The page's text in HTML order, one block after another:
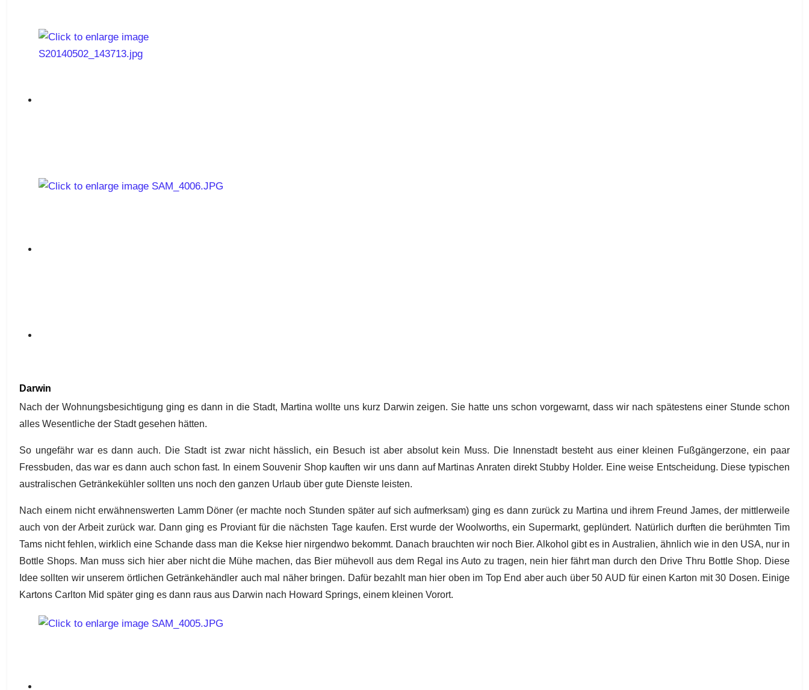
Darwin
Nach der Wohnungsbesichtigung ging es dann in die Stadt, Martina wollte uns kurz Darwin zeigen. Sie hatte uns schon vorgewarnt, dass wir nach spätestens einer Stunde schon
alles Wesentliche der Stadt gesehen hätten.
So ungefähr war es dann auch. Die Stadt ist zwar nicht hässlich, ein Besuch ist aber absolut kein Muss. Die Innenstadt besteht aus einer kleinen Fußgängerzone, ein paar
Fressbuden, das war es dann auch schon fast. In einem Souvenir Shop kauften wir uns dann auf Martinas Anraten direkt Stubby Holder. Eine weise Entscheidung. Diese typischen
australischen Getränkekühler sollten uns noch den ganzen Urlaub über gute Dienste leisten.
Nach einem nicht erwähnenswerten Lamm Döner (er machte noch Stunden später auf sich aufmerksam) ging es dann zurück zu Martina und ihrem Freund James, der mittlerweile
auch von der Arbeit zurück war. Dann ging es Proviant für die nächsten Tage kaufen. Erst wurde der Woolworths, ein Supermarkt, geplündert. Natürlich durften die berühmten Tim
Tams nicht fehlen, wirklich eine Schande dass man die Kekse hier nirgendwo bekommt. Danach brauchten wir noch Bier. Alkohol gibt es in Australien, ähnlich wie in den USA, nur in
Bottle Shops. Man muss sich hier aber nicht die Mühe machen, das Bier mühevoll aus dem Regal ins Auto zu tragen, nein hier fährt man durch den Drive Thru Bottle Shop. Diese
Idee sollten wir unserem örtlichen Getränkehändler auch mal näher bringen. Dafür bezahlt man hier oben im Top End aber auch über 50 AUD für einen Karton mit 30 Dosen. Einige
Kartons Carlton Mid später ging es dann raus aus Darwin nach Howard Springs, einem kleinen Vorort.